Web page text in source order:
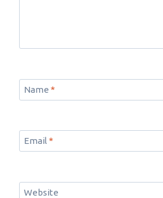
Name *
Email *
Website